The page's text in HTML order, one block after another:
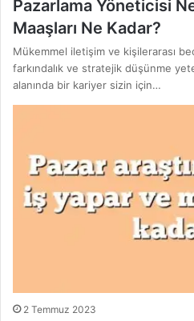
Pazarlama Yöneticisi
Maaşları Ne Kadar?
Mükemmel iletişim ve kişilerarası
farkındalık ve stratejik düşünme
alanında bir kariyer sizin için…
2 Temmuz 2023